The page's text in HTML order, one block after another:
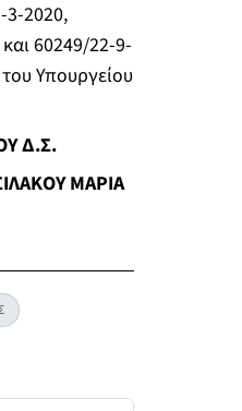
3-2020,
60249/22-9-
Υπουργείου
Δ.Σ.
ΜΑΡΙΑ